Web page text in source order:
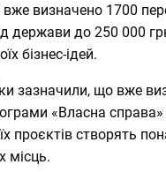
вже визначено 1700
держави до 250 000
бізнес-ідей.
зазначили, що вже
«Власна справа»
проєктів створять
місць.